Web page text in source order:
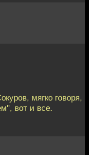
мягко говоря,
вот и все.